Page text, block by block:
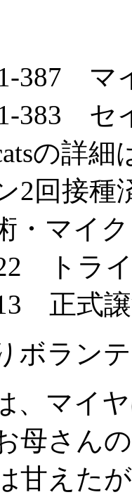
387 マ
383 セ
の詳
2回接
・マイ
トラ
正式
ボラン
、マイ
母さん
甘えた